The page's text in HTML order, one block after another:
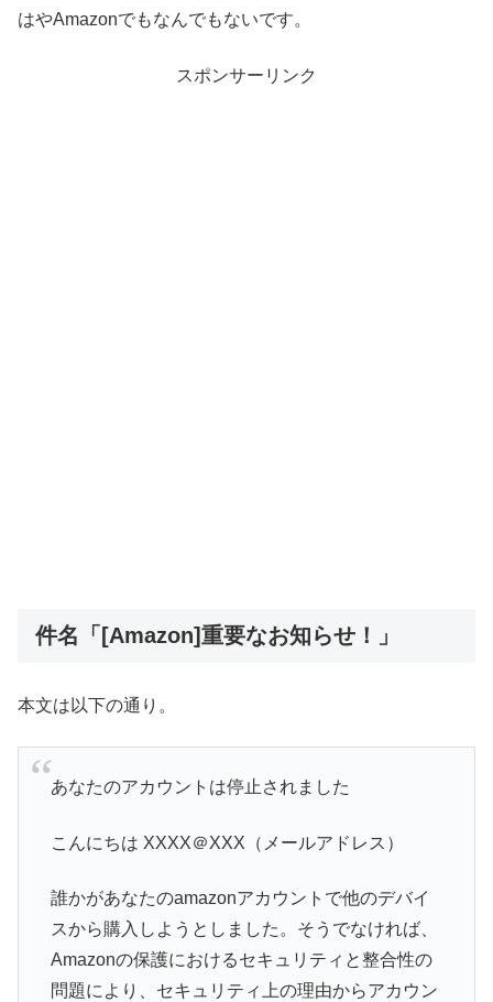
はやAmazonでもなんでもないです。
スポンサーリンク
件名「[Amazon]重要なお知らせ！」
本文は以下の通り。
あなたのアカウントは停止されました
こんにちは XXXX＠XXX（メールアドレス）
誰かがあなたのamazonアカウントで他のデバイ
スから購入しようとしました。そうでなければ、
Amazonの保護におけるセキュリティと整合性の
問題により、セキュリティ上の理由からアカウン